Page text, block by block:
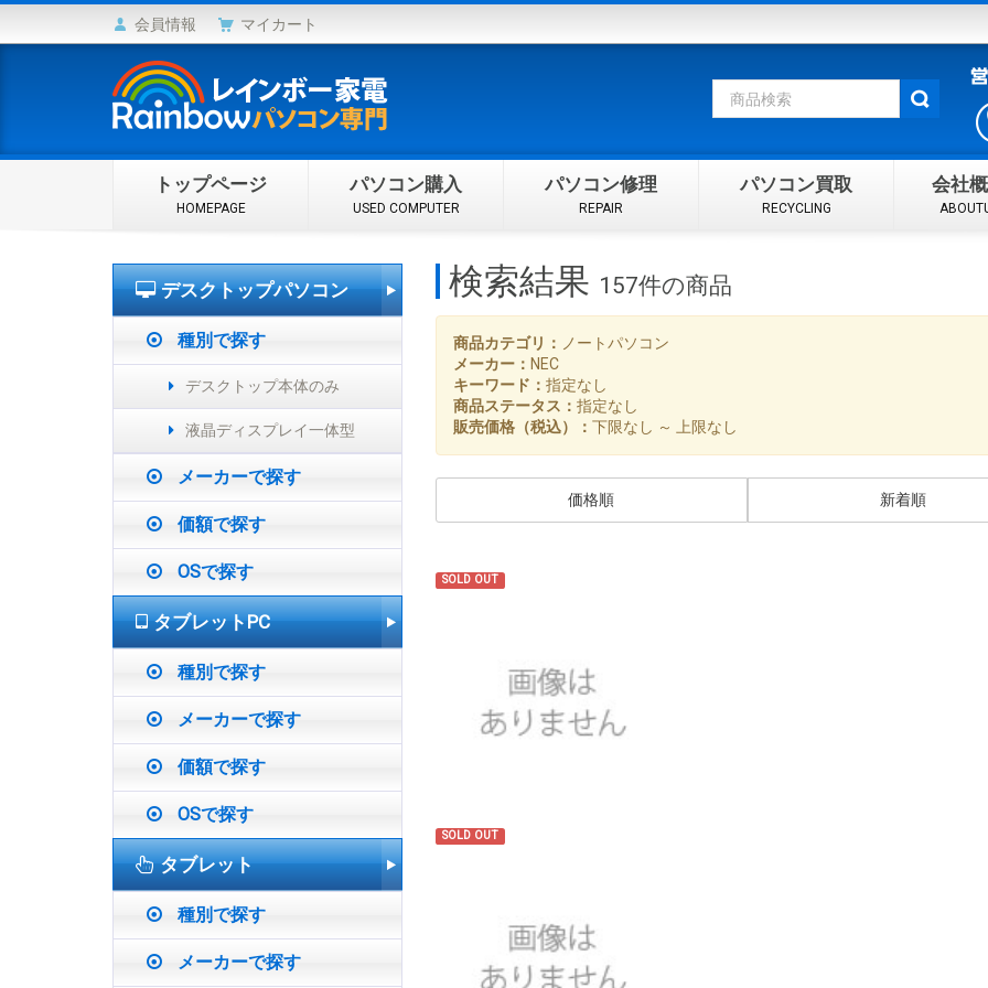
会員情報 マイカート
トップページ
HOMEPAGE
パソコン購入
USED COMPUTER
パソコン修理
REPAIR
パソコン買取
RECYCLING
会社
検索結果 157件の商品
商品カテゴリ： ノートパソコン
メーカー： NEC
キーワード： 指定なし
商品ステータス： 指定なし
販売価格（税込）： 下限なし ～ 上限なし
価格順 新着順
SOLD OUT
SOLD OUT
デスクトップパソコン
種別で探す
デスクトップ本体のみ
液晶ディスプレイ一体型
メーカーで探す
価額で探す
OSで探す
タブレットPC
種別で探す
メーカーで探す
価額で探す
OSで探す
タブレット
種別で探す
メーカーで探す